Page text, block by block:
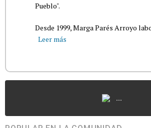
Pueblo".
Desde 1999, Marga Parés Arroyo
Leer más
...